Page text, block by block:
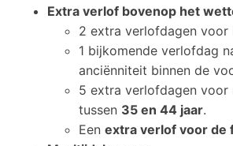
Extra verlof bovenop het
2 extra verlofdagen voor
1 bijkomende verlofdag
anciënniteit binnen de
5 extra verlofdagen voor
tussen 35 en 44 jaar.
Een extra verlof voor de